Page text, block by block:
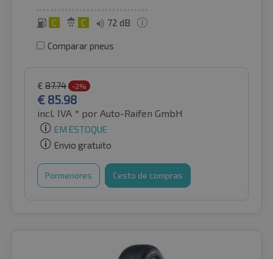
C C 72 dB
Comparar pneus
€ 87.74 -2%
€ 85.98
incl. IVA * por Auto-Raifen GmbH
EM ESTOQUE
Envio gratuito
Pormenores Cesto de compras